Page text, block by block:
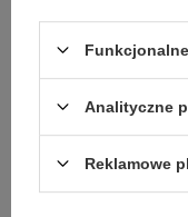
Masz pytanie?
Zadzwoń+48 601
Analityczne
Reklamowe